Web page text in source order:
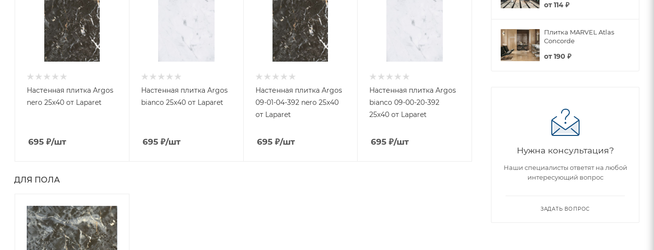
Настенная плитка Argos
nero 25x40 от Laparet
695 ₽/шт
Настенная плитка Argos
bianco 25x40 от Laparet
695₽/шт
Настенная плитка Argos
09-01-04-392 nero 25x40
от Laparet
695₽/шт
Настенная плитка Argos
bianco 09-00-20-392
25x40 от Laparet
695 ₽/шт
ДЛЯ ПОЛА
от114 ₽
Плитка MARVEL Atlas
Concorde
от190 ₽
Нужна консультация?
Наши специалисты ответят на любой
интересующий вопрос
ЗАДАТЬ ВОПРОС